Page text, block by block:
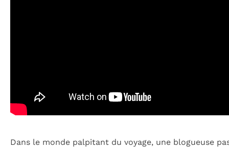
Dans le monde palpitant du voyage, une blogueuse